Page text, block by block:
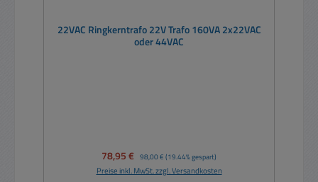
22VAC Ringkerntrafo 22V Trafo 160VA 2x22VAC
oder 44VAC
Verkaufspreis:
78,95 € Regulärer Preis:
98,00 € (19.44% gespart)
Preise inkl. MwSt. zzgl. Versandkosten